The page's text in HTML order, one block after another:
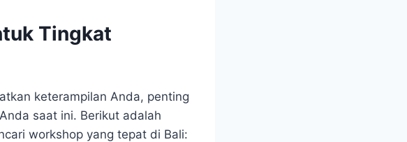
Tingkat
keterampilan Anda, penting
saat ini. Berikut adalah
workshop yang tepat di Bali: